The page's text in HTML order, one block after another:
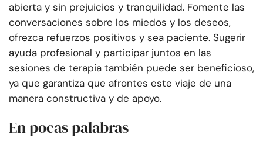
abierta y sin prejuicios y tranquilidad. Fomente las
conversaciones sobre los miedos y los deseos,
ofrezca refuerzos positivos y sea paciente. Sugerir
ayuda profesional y participar juntos en las
sesiones de terapia también puede ser beneficioso,
ya que garantiza que afrontes este viaje de una
manera constructiva y de apoyo.
En pocas palabras